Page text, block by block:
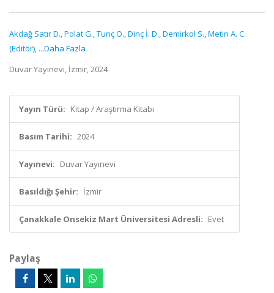
Akdağ Satır D.,Polat G.,Tunç O.,Dinç İ. D.,Demirkol S.,Metin A. C.
(Editör), ...Daha Fazla
Duvar Yayınevi, İzmir, 2024
Yayın Türü: Kitap / Araştırma Kitabı
Basım Tarihi: 2024
Yayınevi: Duvar Yayınevi
Basıldığı Şehir: İzmir
Çanakkale Onsekiz Mart Üniversitesi Adresli: Evet
Paylaş